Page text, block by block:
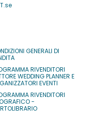
GENERALI DI
RIVENDITORI
WEDDING PLANNER E
EVENTI
RIVENDITORI
-